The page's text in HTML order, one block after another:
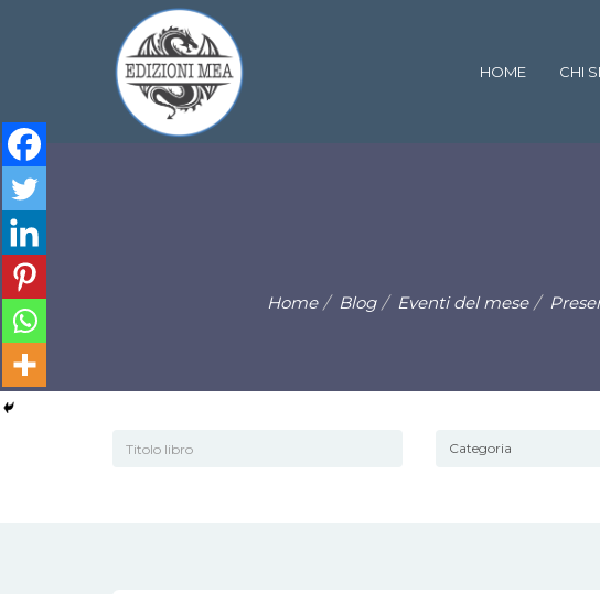
HOME CHI
Home Blog Eventi del mese